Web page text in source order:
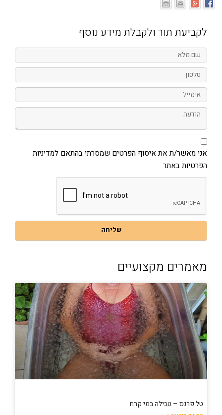
לקביעת תור ולקבלת מידע נוסף
שם
מלא
טלפון
אימייל
הודעה
אני
מאשר/ת
את
הפרטים
שמסרתי
באתר
אני מאשר/ת את איסוף הפרטים שמסרתי בהתאם למדיניות
הפרטיות באתר
שליחה
מאמרים מקצועיים
טל פרנס – טבילה במי קרח